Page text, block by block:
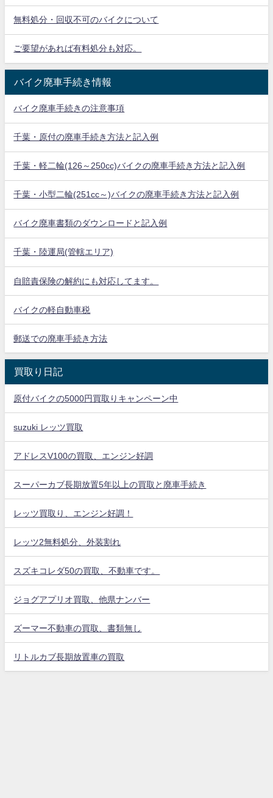
無料処分・回収不可のバイクについて
ご要望があれば有料処分も対応。
バイク廃車手続き情報
バイク廃車手続きの注意事項
千葉・原付の廃車手続き方法と記入例
千葉・軽二輪(126～250cc)バイクの廃車手続き方法と記入例
千葉・小型二輪(251cc～)バイクの廃車手続き方法と記入例
バイク廃車書類のダウンロードと記入例
千葉・陸運局(管轄エリア)
自賠責保険の解約にも対応してます。
バイクの軽自動車税
郵送での廃車手続き方法
買取り日記
原付バイクの5000円買取りキャンペーン中
suzuki レッツ買取
アドレスV100の買取、エンジン好調
スーパーカブ長期放置5年以上の買取と廃車手続き
レッツ買取り、エンジン好調！
レッツ2無料処分、外装割れ
スズキコレダ50の買取、不動車です。
ジョグアプリオ買取、他県ナンバー
ズーマー不動車の買取、書類無し
リトルカブ長期放置車の買取